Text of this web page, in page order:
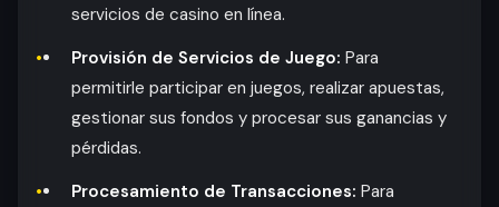
servicios de casino en línea.
Provisión de Servicios de Juego: Para
permitirle participar en juegos, realizar apuestas,
gestionar sus fondos y procesar sus ganancias y
pérdidas.
Procesamiento de Transacciones: Para